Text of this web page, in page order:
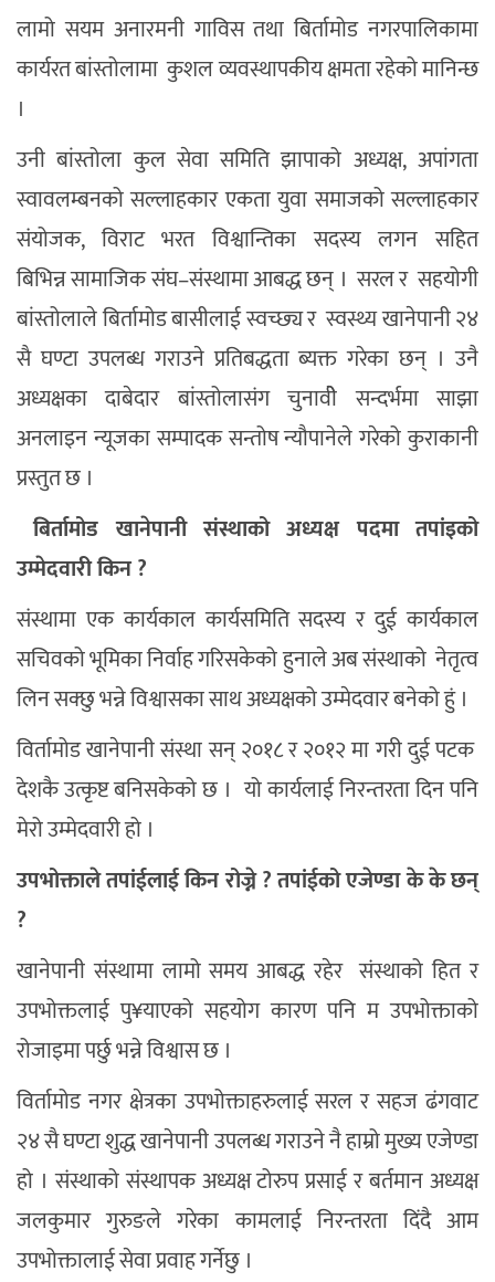
लामो सयम अनारमनी गाविस तथा बिर्तामोड नगरपालिकामा
कार्यरत बांस्तोलामा कुशल व्यवस्थापकीय क्षमता रहेको मानिन्छ
।
उनी बांस्तोला कुल सेवा समिति झापाको अध्यक्ष, अपांगता
स्वावलम्बनको सल्लाहकार एकता युवा समाजको सल्लाहकार
संयोजक, विराट भरत विश्वान्तिका सदस्य लगन सहित
बिभिन्न सामाजिक संघ–संस्थामा आबद्ध छन् । सरल र सहयोगी
बांस्तोलाले बिर्तामोड बासीलाई स्वच्छ्य र स्वस्थ्य खानेपानी २४
सै घण्टा उपलब्ध गराउने प्रतिबद्धता ब्यक्त गरेका छन् । उनै
अध्यक्षका दाबेदार बांस्तोलासंग चुनावीे सन्दर्भमा साझा
अनलाइन न्यूजका सम्पादक सन्तोष न्यौपानेले गरेको कुराकानी
प्रस्तुत छ ।
बिर्तामोड खानेपानी संस्थाको अध्यक्ष पदमा तपांइको
उम्मेदवारी किन ?
संस्थामा एक कार्यकाल कार्यसमिति सदस्य र दुई कार्यकाल
सचिवको भूमिका निर्वाह गरिसकेको हुनाले अब संस्थाको नेतृत्व
लिन सक्छु भन्ने विश्वासका साथ अध्यक्षको उम्मेदवार बनेको हुं ।
विर्तामोड खानेपानी संस्था सन् २०१८ र २०१२ मा गरी दुई पटक
देशकै उत्कृष्ट बनिसकेको छ । यो कार्यलाई निरन्तरता दिन पनि
मेरो उम्मेदवारी हो ।
उपभोक्ताले तपांईलाई किन रोज्ने ? तपांईको एजेण्डा के के छन्
?
खानेपानी संस्थामा लामो समय आबद्ध रहेर संस्थाको हित र
उपभोक्तलाई पु¥याएको सहयोग कारण पनि म उपभोक्ताको
रोजाइमा पर्छु भन्ने विश्वास छ ।
विर्तामोड नगर क्षेत्रका उपभोक्ताहरुलाई सरल र सहज ढंगवाट
२४ सै घण्टा शुद्ध खानेपानी उपलब्ध गराउने नै हाम्रो मुख्य एजेण्डा
हो । संस्थाको संस्थापक अध्यक्ष टोरुप प्रसाई र बर्तमान अध्यक्ष
जलकुमार गुरुङले गरेका कामलाई निरन्तरता दिंदै आम
उपभोक्तालाई सेवा प्रवाह गर्नेछु ।